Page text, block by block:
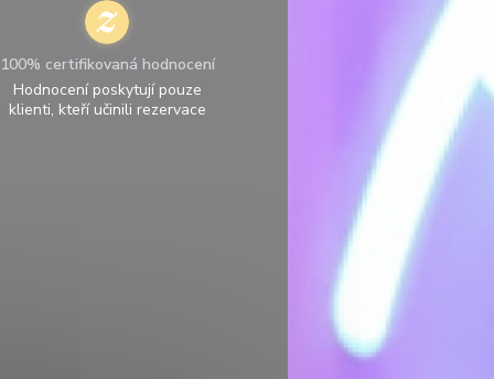
100% certifikovaná hodnocení
Hodnocení poskytují pouze
klienti, kteří učinili rezervace